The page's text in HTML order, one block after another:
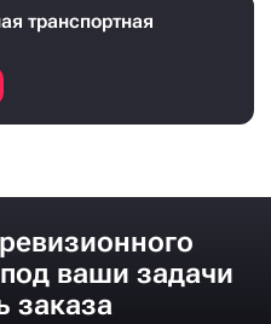
транспортная
ваши задачи
заказа